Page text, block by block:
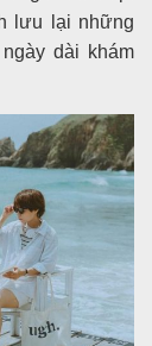
lưu lại những
dài khám